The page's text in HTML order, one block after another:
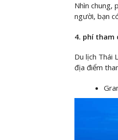
Nhìn chung,
người, bạn
4. phí tham
Du lịch Thái
địa điểm